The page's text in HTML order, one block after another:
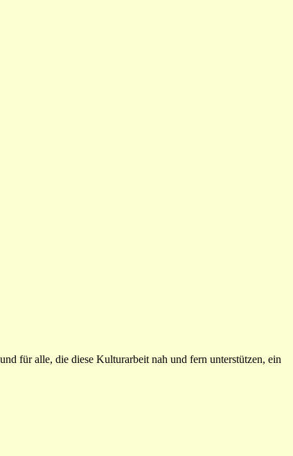
für alle, die diese Kulturarbeit nah und fern unterstützen, ein